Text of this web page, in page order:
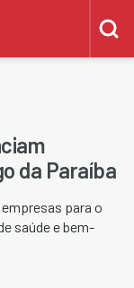
da Paraíba
para o
saúde e bem-